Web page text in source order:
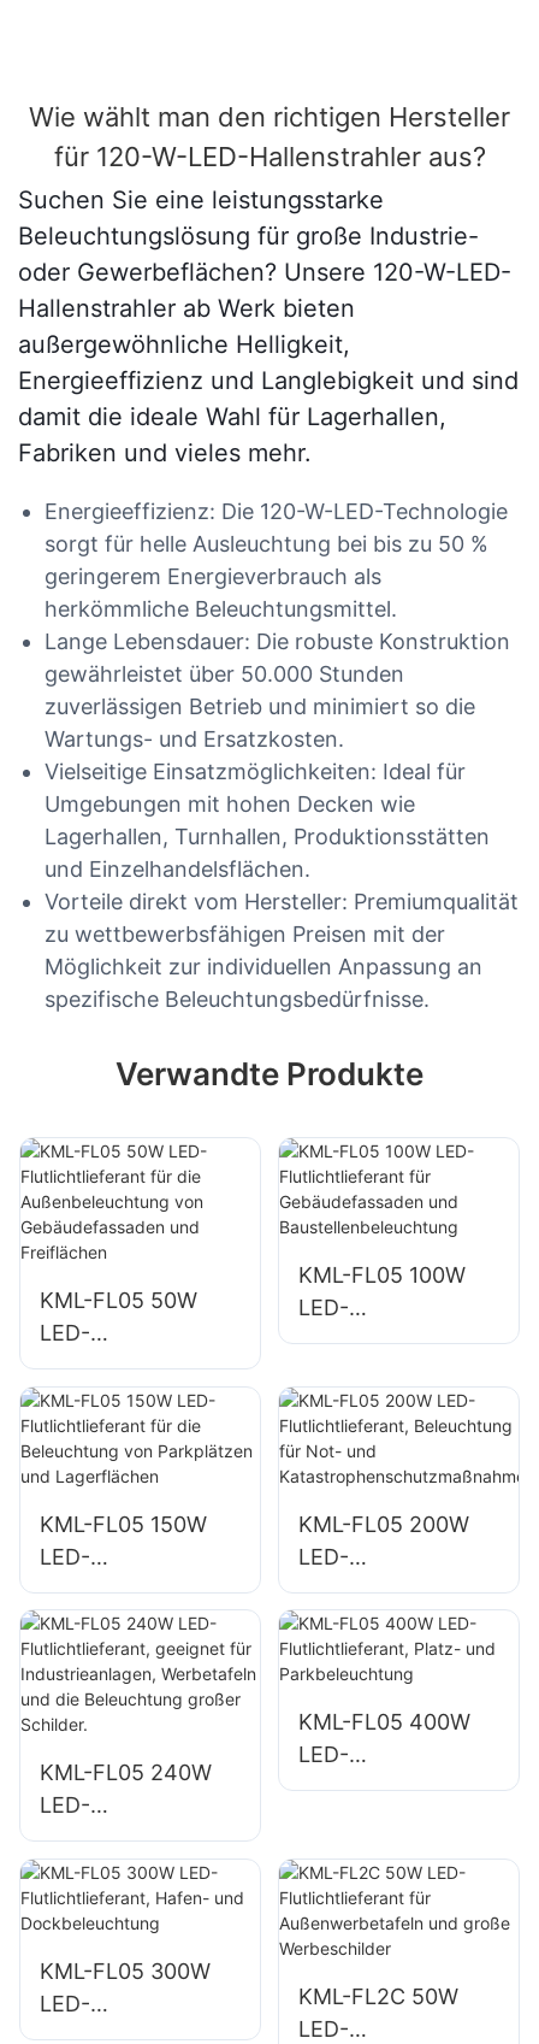
Wie wählt man den richtigen Hersteller
für 120-W-LED-Hallenstrahler aus?
Suchen Sie eine leistungsstarke
Beleuchtungslösung für große Industrie-
oder Gewerbeflächen? Unsere 120-W-LED-
Hallenstrahler ab Werk bieten
außergewöhnliche Helligkeit,
Energieeffizienz und Langlebigkeit und sind
damit die ideale Wahl für Lagerhallen,
Fabriken und vieles mehr.
Energieeffizienz: Die 120-W-LED-Technologie
sorgt für helle Ausleuchtung bei bis zu 50 %
geringerem Energieverbrauch als
herkömmliche Beleuchtungsmittel.
Lange Lebensdauer: Die robuste Konstruktion
gewährleistet über 50.000 Stunden
zuverlässigen Betrieb und minimiert so die
Wartungs- und Ersatzkosten.
Vielseitige Einsatzmöglichkeiten: Ideal für
Umgebungen mit hohen Decken wie
Lagerhallen, Turnhallen, Produktionsstätten
und Einzelhandelsflächen.
Vorteile direkt vom Hersteller: Premiumqualität
zu wettbewerbsfähigen Preisen mit der
Möglichkeit zur individuellen Anpassung an
spezifische Beleuchtungsbedürfnisse.
Verwandte Produkte
KML-FL05 50W
LED-
Flutlichtlieferant für
die
Außenbeleuchtung
von
und Freiflächen
KML-FL05 100W
LED-
Flutlichtlieferant für
und
Baustellenbeleucht
ung
KML-FL05 150W
LED-
Flutlichtlieferant für
die Beleuchtung
von Parkplätzen
und Lagerflächen
KML-FL05 200W
LED-
Flutlichtlieferant,
Beleuchtung für
Not- und
Katastrophenschut
zmaßnahmen
KML-FL05 240W
LED-
Flutlichtlieferant,
geeignet für
Industrieanlagen,
Werbetafeln und
die Beleuchtung
großer Schilder.
KML-FL05 400W
LED-
Flutlichtlieferant,
KML-FL05 300W
LED-
Flutlichtlieferant,
KML-FL2C 50W
LED-